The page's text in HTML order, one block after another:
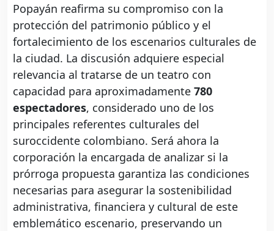
Popayán reafirma su compromiso con la
protección del patrimonio público y el
fortalecimiento de los escenarios culturales de
la ciudad. La discusión adquiere especial
relevancia al tratarse de un teatro con
capacidad para aproximadamente 780
espectadores, considerado uno de los
principales referentes culturales del
suroccidente colombiano. Será ahora la
corporación la encargada de analizar si la
prórroga propuesta garantiza las condiciones
necesarias para asegurar la sostenibilidad
administrativa, financiera y cultural de este
emblemático escenario, preservando un